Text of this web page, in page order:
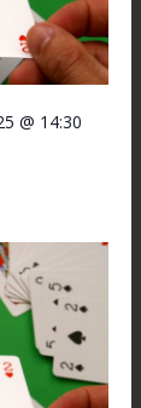
@ 14:30